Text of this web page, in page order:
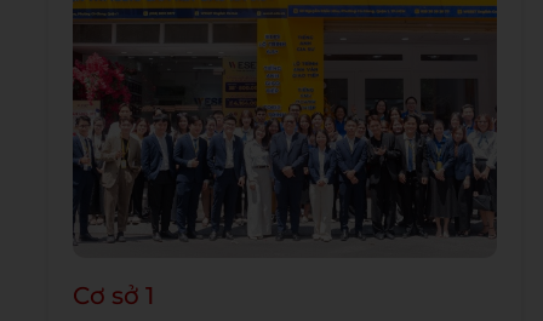
Cơ sở 1